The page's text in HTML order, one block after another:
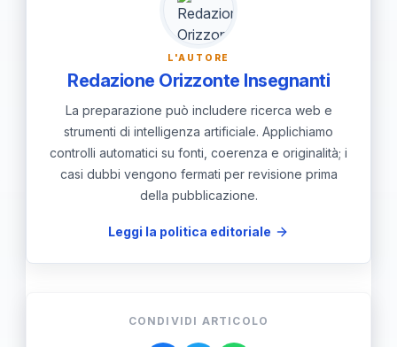
L'AUTORE
Redazione Orizzonte Insegnanti
La preparazione può includere ricerca web e
strumenti di intelligenza artificiale. Applichiamo
controlli automatici su fonti, coerenza e originalità; i
casi dubbi vengono fermati per revisione prima
della pubblicazione.
Leggi la politica editoriale
CONDIVIDI ARTICOLO